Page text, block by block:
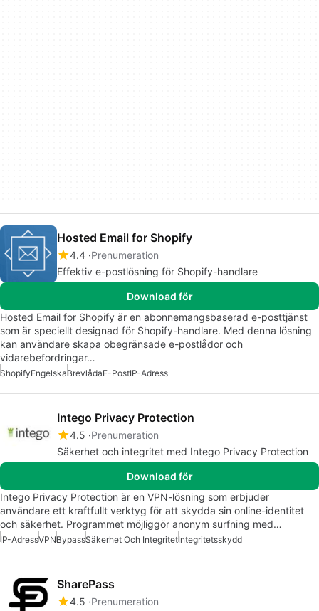
Hosted Email for Shopify
4.4 Prenumeration
Effektiv e-postlösning för Shopify-handlare
Download för
Hosted Email for Shopify är en abonnemangsbaserad e-posttjänst
som är speciellt designad för Shopify-handlare. Med denna lösning
kan användare skapa obegränsade e-postlådor och
vidarebefordringar…
ShopifyEngelskaBrevlådaE-PostIP-Adress
Intego Privacy Protection
4.5 Prenumeration
Säkerhet och integritet med Intego Privacy Protection
Download för
Intego Privacy Protection är en VPN-lösning som erbjuder
användare ett kraftfullt verktyg för att skydda sin online-identitet
och säkerhet. Programmet möjliggör anonym surfning med…
IP-AdressVPNBypassSäkerhet Och IntegritetIntegritetsskydd
SharePass
4.5 Prenumeration